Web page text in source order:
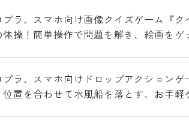
プラ、スマホ向け画像クイズゲーム『
体操！簡単操作で問題を解き、絵画をゲ
プラ、スマホ向けドロップアクション
位置を合わせて水風船を落とす、お手